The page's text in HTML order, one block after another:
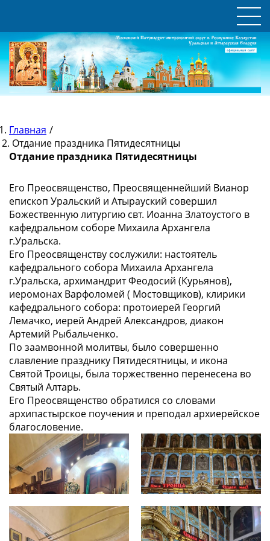
Главная /
Отдание праздника Пятидесятницы
Отдание праздника Пятидесятницы
Его Преосвященство, Преосвященнейший Вианор
епископ Уральский и Атырауский совершил
Божественную литургию свт. Иоанна Златоустого в
кафедральном соборе Михаила Архангела
г.Уральска.
Его Преосвященству сослужили: настоятель
кафедрального собора Михаила Архангела
г.Уральска, архимандрит Феодосий (Курьянов),
иеромонах Варфоломей ( Мостовщиков), клирики
кафедрального собора: протоиерей Георгий
Лемачко, иерей Андрей Александров, диакон
Артемий Рыбальченко.
По заамвонной молитвы, было совершенно
славление празднику Пятидесятницы, и икона
Святой Троицы, была торжественно перенесена во
Святый Алтарь.
Его Преосвященство обратился со словами
архипастырское поучения и преподал архиерейское
благословение.